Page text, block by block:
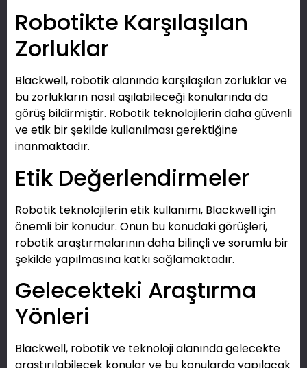
Robotikte Karşılaşılan
Zorluklar
Blackwell, robotik alanında karşılaşılan zorluklar ve
bu zorlukların nasıl aşılabileceği konularında da
görüş bildirmiştir. Robotik teknolojilerin daha güvenli
ve etik bir şekilde kullanılması gerektiğine
inanmaktadır.
Etik Değerlendirmeler
Robotik teknolojilerin etik kullanımı, Blackwell için
önemli bir konudur. Onun bu konudaki görüşleri,
robotik araştırmalarının daha bilinçli ve sorumlu bir
şekilde yapılmasına katkı sağlamaktadır.
Gelecekteki Araştırma
Yönleri
Blackwell, robotik ve teknoloji alanında gelecekte